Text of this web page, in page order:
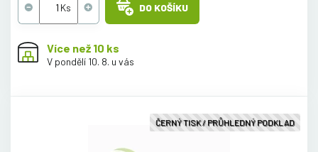
DO KOŠÍKU
Více než 10 ks
V pondělí 10. 8. u vás
ČERNÝ TISK / PRŮHLEDNÝ PODKLAD